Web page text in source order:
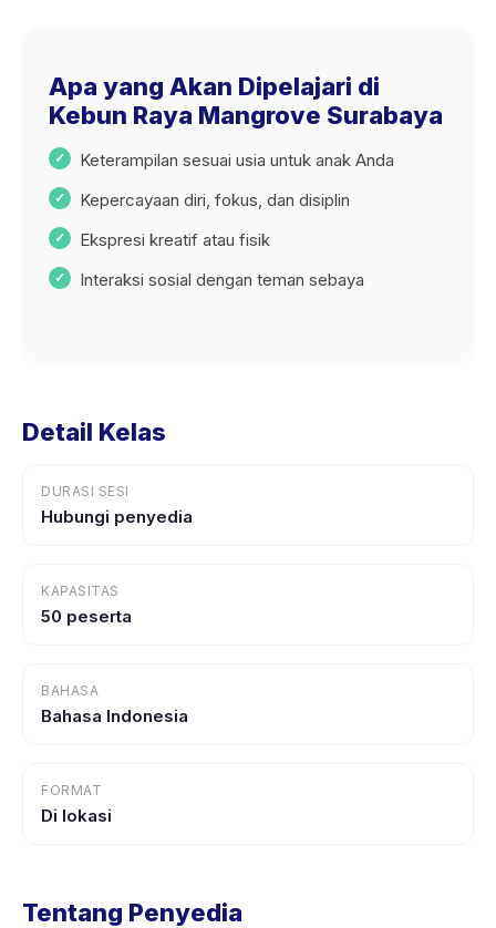
Apa yang Akan Dipelajari di
Kebun Raya Mangrove Surabaya
Keterampilan sesuai usia untuk anak Anda
Kepercayaan diri, fokus, dan disiplin
Ekspresi kreatif atau fisik
Interaksi sosial dengan teman sebaya
Detail Kelas
DURASI SESI
Hubungi penyedia
KAPASITAS
50 peserta
BAHASA
Bahasa Indonesia
FORMAT
Di lokasi
Tentang Penyedia